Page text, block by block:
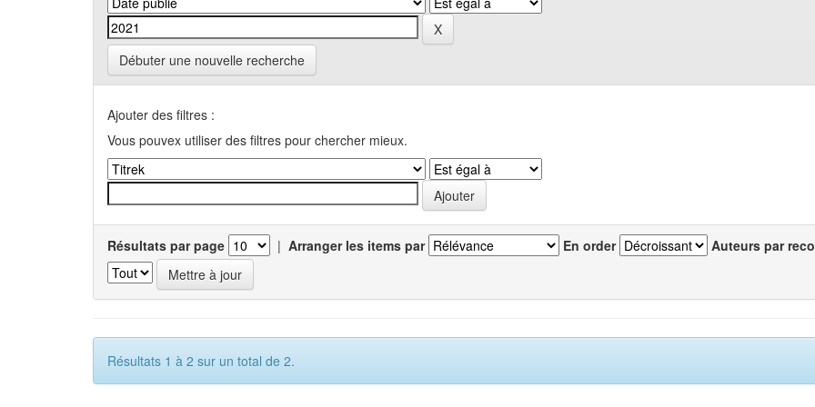
Débuter une nouvelle recherche
Ajouter des filtres :
Vous pouvex utiliser des filtres pour chercher mieux.
Résultats par page | Arranger les items par En order Auteurs par
Résultats 1 à 2 sur un total de 2.